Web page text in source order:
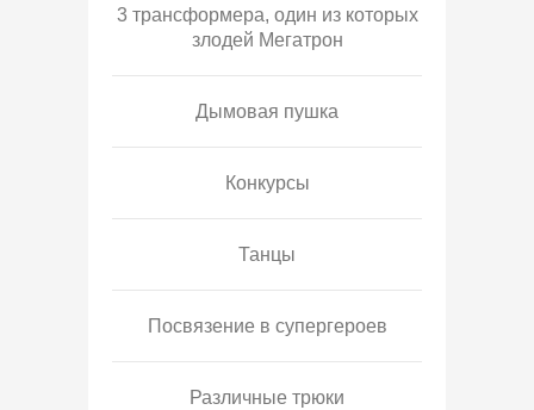
3 трансформера, один из которых
злодей Мегатрон
Дымовая пушка
Конкурсы
Танцы
Посвязение в супергероев
Различные трюки